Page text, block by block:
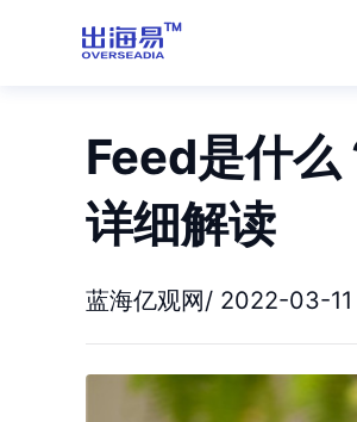
Feed是什么
详细解读
蓝海亿观网/ 2022-03-11